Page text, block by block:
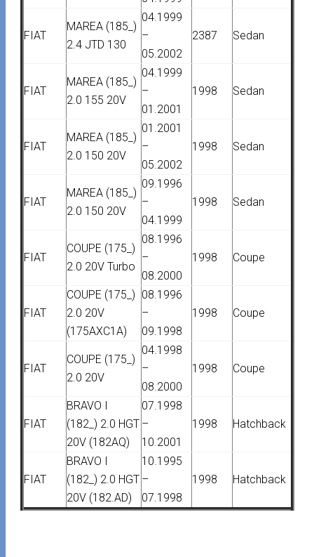
FIAT
MAREA (185_)
2.4 JTD 130
04.1999
–
05.2002
2387 Sedan
FIAT
MAREA (185_)
2.0 155 20V
04.1999
–
01.2001
1998 Sedan
FIAT
MAREA (185_)
2.0 150 20V
01.2001
–
05.2002
1998 Sedan
FIAT
MAREA (185_)
2.0 150 20V
09.1996
–
04.1999
1998 Sedan
FIAT
COUPE (175_)
2.0 20V Turbo
08.1996
–
08.2000
1998 Coupe
FIAT
COUPE (175_)
2.0 20V
(175AXC1A)
08.1996
–
09.1998
1998 Coupe
FIAT
COUPE (175_)
2.0 20V
04.1998
–
08.2000
1998 Coupe
FIAT
BRAVO I
(182_) 2.0 HGT
20V (182AQ)
07.1998
–
10.2001
1998 Hatchback
FIAT
BRAVO I
(182_) 2.0 HGT
20V (182.AD)
10.1995
–
07.1998
1998 Hatchback